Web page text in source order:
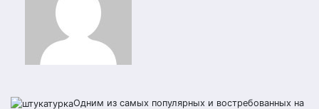
Одним из самых популярных и востребованных на